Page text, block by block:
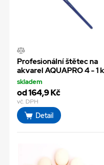
Profesionální štětec na
akvarel AQUAPRO 4 - 1
skladem
od 164,9 Kč
vč. DPH
Detail